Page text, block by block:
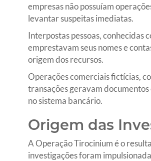
empresas não possuíam
levantar suspeitas imediatas.
Interpostas pessoas, conhecidas
emprestavam seus nomes e
origem dos recursos.
Operações comerciais fictícias,
transações geravam
no sistema bancário.
Origem das
A Operação Tirocinium é o
investigações foram